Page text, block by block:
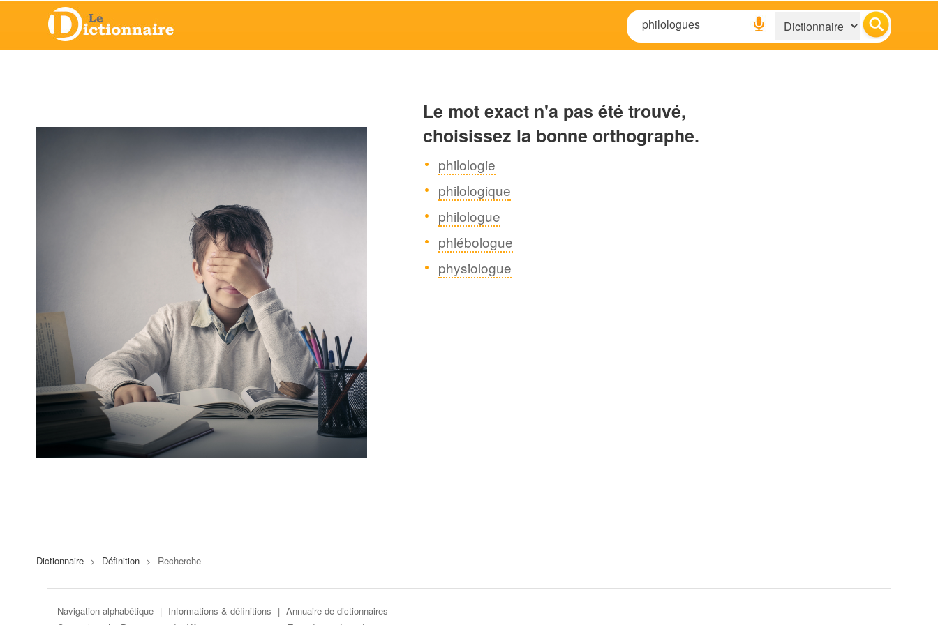
Le mot exact n'a pas été trouvé,
choisissez la bonne orthographe.
philologie
philologique
philologue
phlébologue
physiologue
Dictionnaire > Définition > Recherche
Navigation alphabétique | Informations & définitions | Annuaire de dictionnaires